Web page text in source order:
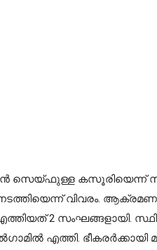
സെയ്ഫുള്ള കസൂരിയെന്ന്
വിവരം.
2 സംഘങ്ങളായി.
എത്തി. ഭീകരര്‍ക്കായി